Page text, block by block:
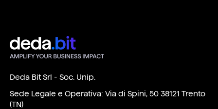
Deda Bit Srl - Soc. Unip.
Sede Legale e Operativa: Via di Spini, 50 38121 Trento
(TN)